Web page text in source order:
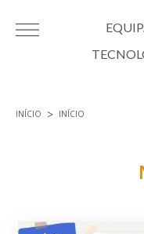
INÍCIO INÍCIO